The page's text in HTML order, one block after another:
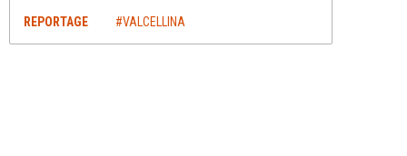
REPORTAGE #VALCELLINA